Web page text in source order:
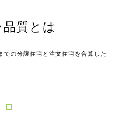
の分譲住宅と注文住宅を合算した